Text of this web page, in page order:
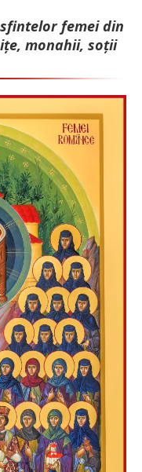
femei din
monahii, soții